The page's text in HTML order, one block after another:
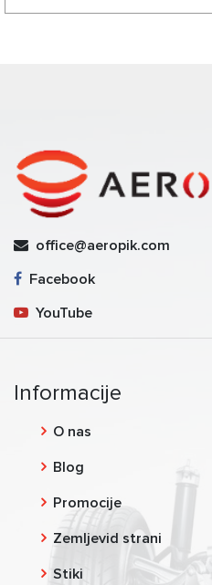
office@aeropik.com
Facebook
YouTube
Informacije
O nas
Blog
Promocije
Zemljevid strani
Stiki